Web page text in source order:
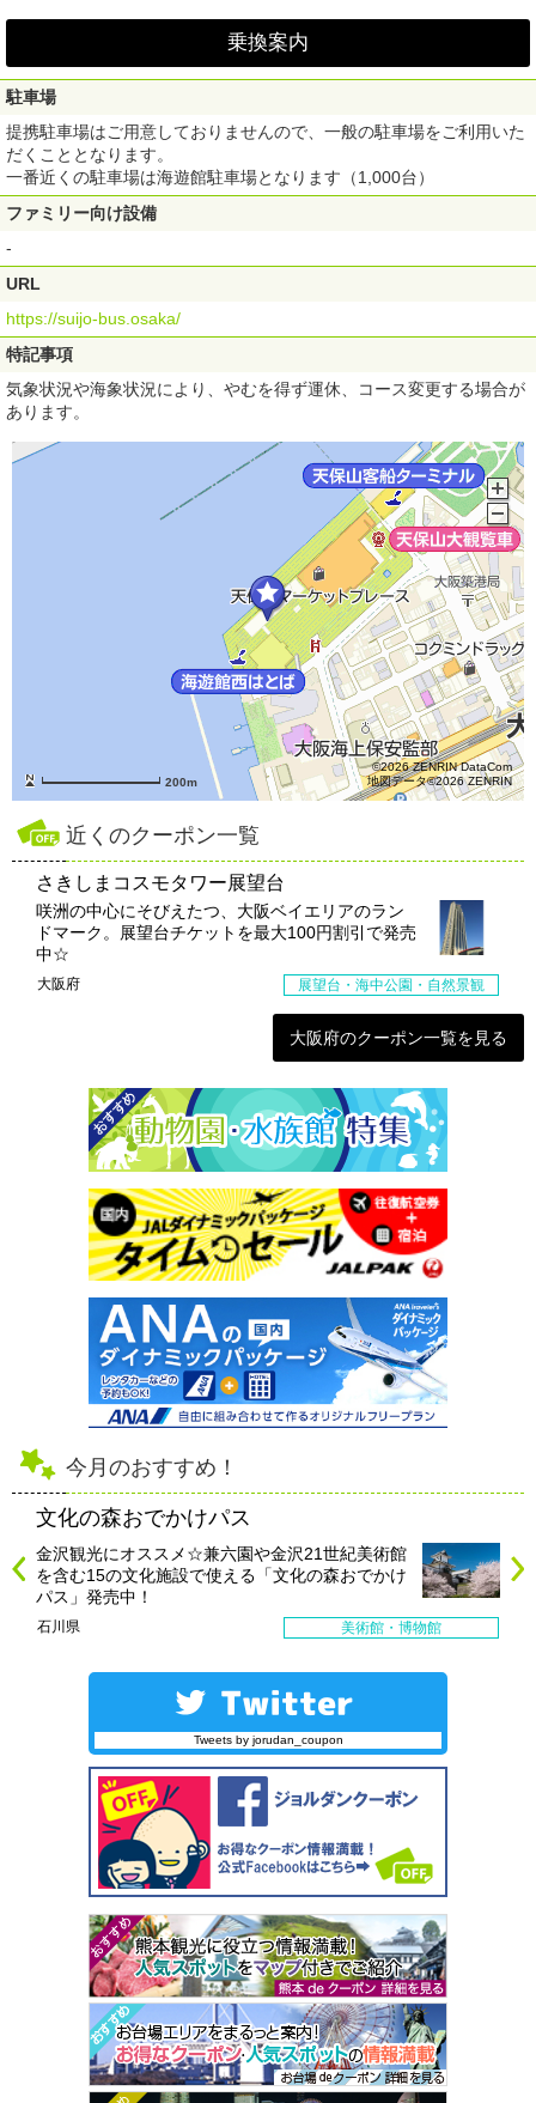
乗換案内
駐車場
提携駐車場はご用意しておりませんので、一般の駐車場をご利用いた
だくこととなります。
一番近くの駐車場は海遊館駐車場となります（1,000台）
ファミリー向け設備
-
URL
https://suijo-bus.osaka/
特記事項
気象状況や海象状況により、やむを得ず運休、コース変更する場合が
あります。
200m
©2026 ZENRIN DataCom
地図データ©2026 ZENRIN
近くのクーポン一覧
さきしまコスモタワー展望台
咲洲の中心にそびえたつ、大阪ベイエリアのラン
ドマーク。展望台チケットを最大100円割引で発売
中☆
大阪府 展望台・海中公園・自然景観
大阪府のクーポン一覧を見る
今月のおすすめ！
文化の森おでかけパス
金沢観光にオススメ☆兼六園や金沢21世紀美術館
を含む15の文化施設で使える「文化の森おでかけ
パス」発売中！
石川県 美術館・博物館
Tweets by jorudan_coupon